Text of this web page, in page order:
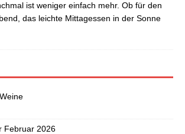
ist weniger einfach mehr. Ob für den
das leichte Mittagessen in der Sonne
Februar 2026